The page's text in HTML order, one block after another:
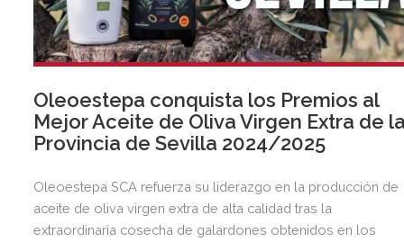
Oleoestepa conquista los Premios al
Mejor Aceite de Oliva Virgen Extra de
Provincia de Sevilla 2024/2025
Oleoestepa SCA refuerza su liderazgo en la producción de
aceite de oliva virgen extra de alta calidad tras la
extraordinaria cosecha de galardones obtenidos en los